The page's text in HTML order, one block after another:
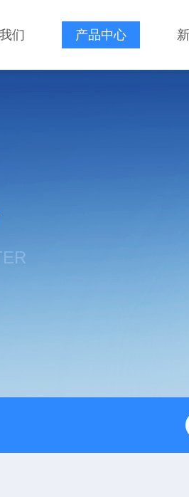
们 产品中心
司供应四川成都一体化污水处理设备